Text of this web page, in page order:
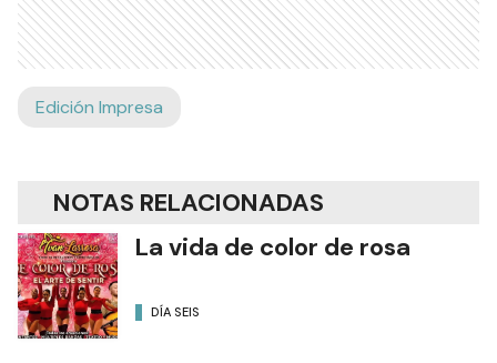
Edición Impresa
NOTAS RELACIONADAS
La vida de color de rosa
DÍA SEIS